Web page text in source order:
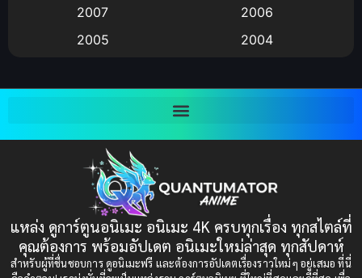
Big tits (นมใหญ่)
Bitch (ผู้หญิงร่าน)
Bondage (ทาส)(1)
(1)
Censored (เซ็นเซอร์)(19)
Comedy (ตลก)(235)
2007
2006
2005
2004
1997
1993
1991
1989
1988
1987
1985
แหล่ง ดูการ์ตูนอนิเมะ อนิเมะ 4K ครบทุกเรื่อง ทุกสไตล์ที่
คุณต้องการ พร้อมอัปเดต อนิเมะใหม่ล่าสุด ทุกสัปดาห์
สำหรับผู้ที่ชื่นชอบการ ดูอนิเมะฟรี และต้องการอัปเดตเรื่องราวใหม่ๆ อยู่เสมอ ที่นี่